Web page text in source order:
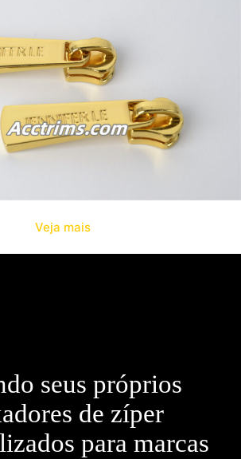
Veja mais
seus próprios
de zíper
para marcas